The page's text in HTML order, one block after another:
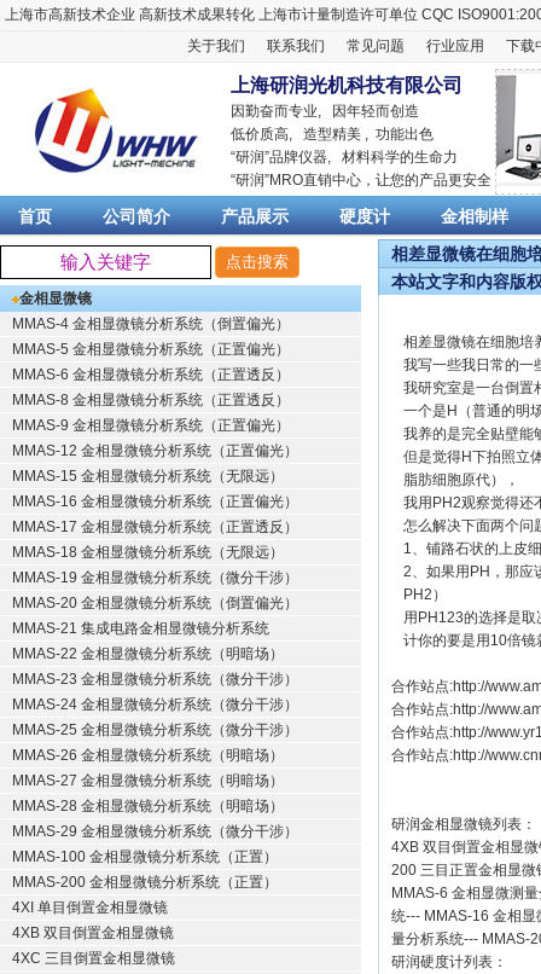
上海市高新技术企业 高新技术成果转化 上海市计量制造许可单位 CQC
关于我们
联系我们 常见问题 行业应用 下载
上海研润光机科技有限公司
因勤奋而专业, 因年轻而创造
低价质高, 造型精美 , 功能出色
“研润”品牌仪器, 材料科学的生命力
“研润”MRO直销中心，让您的产品更安全
首页 公司简介 产品展示 硬度计 金相制样
金相显微镜
MMAS-4 金相显微镜分析系统（倒置偏光）
MMAS-5 金相显微镜分析系统（正置偏光）
MMAS-6 金相显微镜分析系统（正置透反）
MMAS-8 金相显微镜分析系统（正置透反）
MMAS-9 金相显微镜分析系统（正置偏光）
MMAS-12 金相显微镜分析系统（正置偏光）
MMAS-15 金相显微镜分析系统（无限远）
MMAS-16 金相显微镜分析系统（正置偏光）
MMAS-17 金相显微镜分析系统（正置透反）
MMAS-18 金相显微镜分析系统（无限远）
MMAS-19 金相显微镜分析系统（微分干涉）
MMAS-20 金相显微镜分析系统（倒置偏光）
MMAS-21 集成电路金相显微镜分析系统
MMAS-22 金相显微镜分析系统（明暗场）
MMAS-23 金相显微镜分析系统（微分干涉）
MMAS-24 金相显微镜分析系统（微分干涉）
MMAS-25 金相显微镜分析系统（微分干涉）
MMAS-26 金相显微镜分析系统（明暗场）
MMAS-27 金相显微镜分析系统（明暗场）
MMAS-28 金相显微镜分析系统（明暗场）
MMAS-29 金相显微镜分析系统（微分干涉）
MMAS-100 金相显微镜分析系统（正置）
MMAS-200 金相显微镜分析系统（正置）
4XI 单目倒置金相显微镜
4XB 双目倒置金相显微镜
4XC 三目倒置金相显微镜
相差显微镜在细胞
本站文字和内容版
相差显微镜在细胞培
我写一些我日常的一
我研究室是一台倒置
一个是H（普通的明
我养的是完全贴壁能
但是觉得H下拍照立
脂肪细胞原代），
我用PH2观察觉得还
怎么解决下面两个问
1、铺路石状的上皮
2、如果用PH，那应
PH2）
用PH123的选择是
计你的要是用10倍
合作站点:http://
合作站点:http://
合作站点:http://
合作站点:http://
研润金相显微镜列表：
4XB 双目倒置金相显
200 三目正置金相显微
MMAS-6 金相显微测
统--- MMAS-16 金相显
量分析系统--- MMAS-
研润硬度计列表：